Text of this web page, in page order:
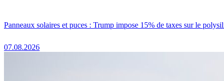
Panneaux solaires et puces : Trump impose 15% de taxes sur le
07.08.2026